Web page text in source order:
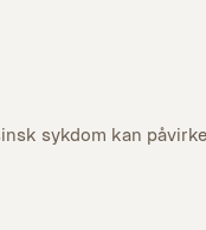
sykdom kan